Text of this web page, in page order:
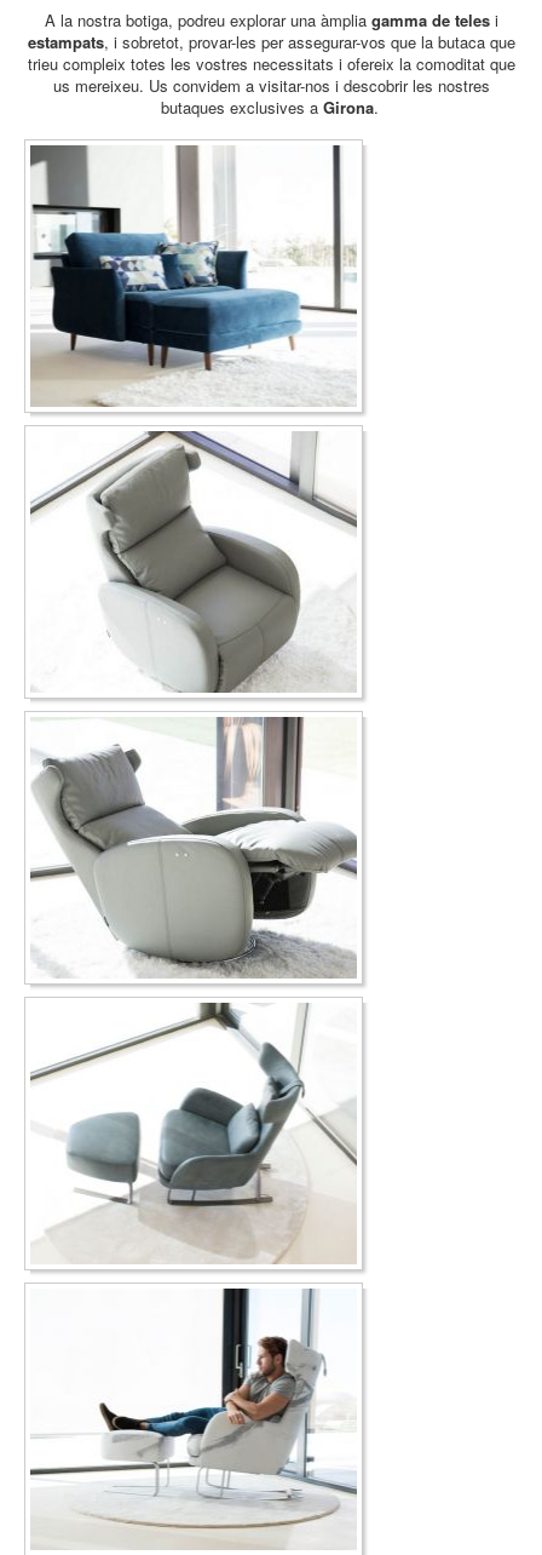
A la nostra botiga, podreu explorar una àmplia gamma de telesi
estampats, i sobretot, provar-les per assegurar-vos que la butaca que
trieu compleix totes les vostres necessitats i ofereix la comoditat que
us mereixeu. Us convidem a visitar-nos i descobrir les nostres
butaques exclusives a Girona.